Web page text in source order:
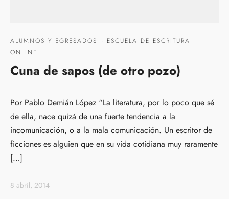
ALUMNOS Y EGRESADOS · ESCUELA DE ESCRITURA
ONLINE
Cuna de sapos (de otro pozo)
Por Pablo Demián López “La literatura, por lo poco que sé
de ella, nace quizá de una fuerte tendencia a la
incomunicación, o a la mala comunicación. Un escritor de
ficciones es alguien que en su vida cotidiana muy raramente
[…]
8 abril, 2014